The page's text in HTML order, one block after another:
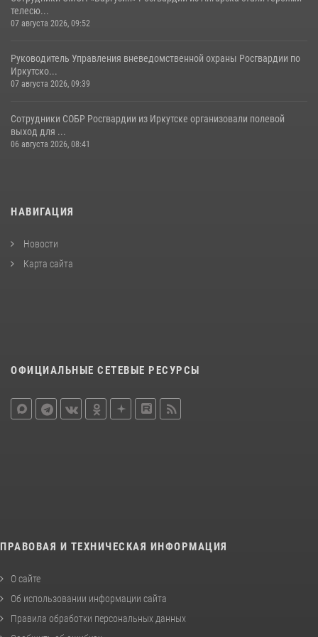
телесю...
07 августа 2026, 09:52
Руководитель Управления вневедомственной охраны Росгвардии по
Иркутско...
07 августа 2026, 09:39
Сотрудники СОБР Росгвардии из Иркутске организовали полевой
выход для ...
06 августа 2026, 08:41
НАВИГАЦИЯ
Новости
Карта сайта
ОФИЦИАЛЬНЫЕ СЕТЕВЫЕ РЕСУРСЫ
ПРАВОВАЯ И ТЕХНИЧЕСКАЯ ИНФОРМАЦИЯ
О сайте
Об использовании информации сайта
Правила обработки персональных данных